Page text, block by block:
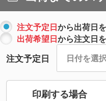
注文予定日から出荷日
出荷希望日から注文日
注文予定日
印刷する場合